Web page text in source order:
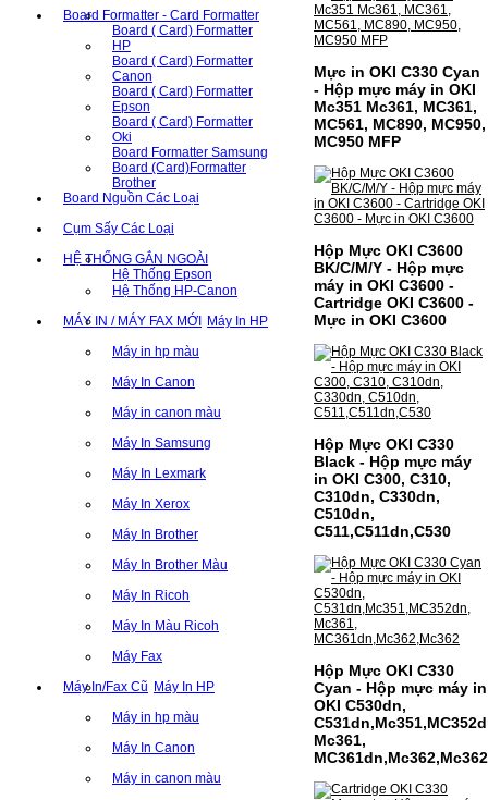
Board Formatter - Card Formatter
Board ( Card) Formatter
HP
Board ( Card) Formatter
Canon
Board ( Card) Formatter
Epson
Board ( Card) Formatter
Oki
Board Formatter Samsung
Board (Card)Formatter
Brother
Board Nguồn Các Loại
Cụm Sấy Các Loại
HỆ THỐNG GẮN NGOÀI
Hệ Thống Epson
Hệ Thống HP-Canon
MÁY IN / MÁY FAX MỚI Máy In HP
Máy in hp màu
Máy In Canon
Máy in canon màu
Máy In Samsung
Máy In Lexmark
Máy In Xerox
Máy In Brother
Máy In Brother Màu
Máy In Ricoh
Máy In Màu Ricoh
Máy Fax
Máy In/Fax Cũ Máy In HP
Máy in hp màu
Máy In Canon
Máy in canon màu
CỤM DRUM CANON NPG-
59 CHO DÒNG MÁY IR
Mực in OKI C330 Cyan
- Hộp mực máy in OKI
Mc351 Mc361, MC361,
MC561, MC890, MC950,
MC950 MFP
Hộp Mực OKI C3600
BK/C/M/Y - Hộp mực
máy in OKI C3600 -
Cartridge OKI C3600 -
Mực in OKI C3600
Hộp Mực OKI C330
Black - Hộp mực máy
in OKI C300, C310,
C310dn, C330dn,
C510dn,
C511,C511dn,C530
Hộp Mực OKI C330
Cyan - Hộp mực máy in
OKI C530dn,
Mc361,
MC361dn,Mc362,Mc362